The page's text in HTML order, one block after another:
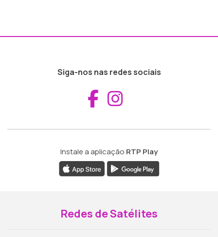
Siga-nos nas redes sociais
Aceder ao
Instale a aplicação RTP Play
Redes de Satélites